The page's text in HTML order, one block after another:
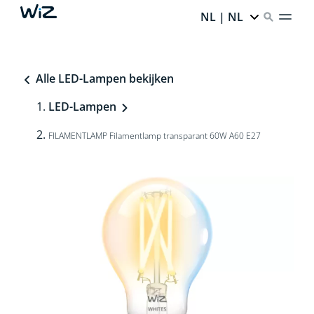
NL | NL
Alle LED-Lampen bekijken
LED-Lampen
FILAMENTLAMP Filamentlamp transparant 60W A60 E27